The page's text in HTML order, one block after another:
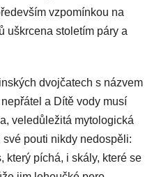
vzpomínkou na
uškrcena stoletím páry a
dvojčatech s názvem
a Dítě vody musí
veledůležitá mytologická
své pouti nikdy nedospěli:
který píchá, i skály, které se